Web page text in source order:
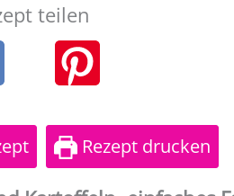
teilen
Rezept drucken